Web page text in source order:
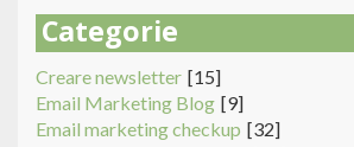
Categorie
Creare newsletter [15]
Email Marketing Blog [9]
Email marketing checkup [32]